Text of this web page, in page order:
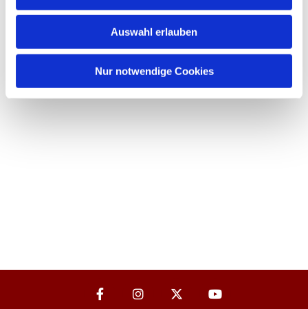
Auswahl erlauben
Nur notwendige Cookies